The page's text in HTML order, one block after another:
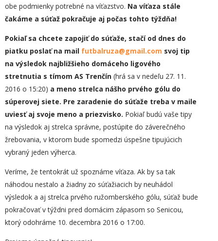
obe podmienky potrebné na víťazstvo. Na víťaza stále
čakáme a súťaž pokračuje aj počas tohto týždňa!
Pokiaľ sa chcete zapojiť do súťaže, stačí od dnes do
piatku poslať na mail futbalruza@gmail.com svoj tip
na výsledok najbližšieho domáceho ligového
stretnutia s tímom AS Trenčín (hrá sa v nedeľu 27. 11.
2016 o 15:20) a meno strelca nášho prvého gólu do
súperovej siete. Pre zaradenie do súťaže treba v maile
uviesť aj svoje meno a priezvisko. Pokiaľ budú vaše tipy
na výsledok aj strelca správne, postúpite do záverečného
žrebovania, v ktorom bude spomedzi úspešne tipujúcich
vybraný jeden výherca.
Veríme, že tentokrát už spoznáme víťaza. Ak by sa tak
náhodou nestalo a žiadny zo súťažiacich by neuhádol
výsledok a aj strelca prvého ružomberského gólu, súťaž bude
pokračovať v týždni pred domácim zápasom so Senicou,
ktorý odohráme 10. decembra 2016 o 17:00.